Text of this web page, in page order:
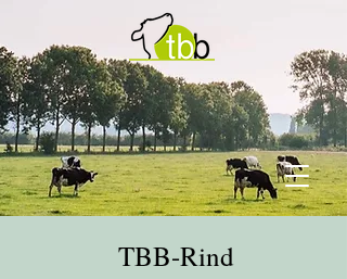
TBB-Rind